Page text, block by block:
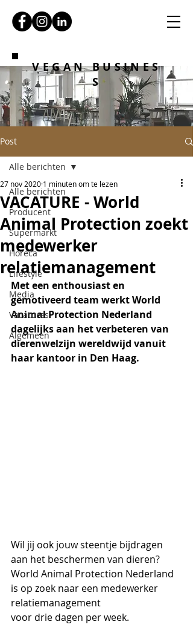
VEGAN BUSINES
S
Post
Alle berichten
Producent
Supermarkt
Horeca
Lifestyle
Media
Vacatures
Algemeen
Alle berichten
VACATURE - World
Animal Protection zoekt
medewerker
relatiemanagement
27 nov 2020 1 minuten om te lezen
Met een enthousiast en
gemotiveerd team werkt World
Animal Protection Nederland
dagelijks aan het verbeteren van
dierenwelzijn wereldwijd vanuit
haar kantoor in Den Haag.
Wil jij ook jouw steentje bijdragen
aan het beschermen van dieren?
World Animal Protection Nederland
is op zoek naar een medewerker
relatiemanagement
voor drie dagen per week.